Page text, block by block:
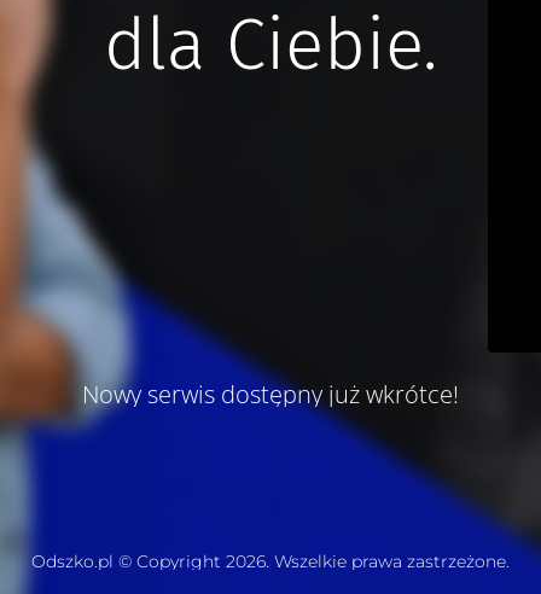
dla Ciebie.
Nowy serwis dostępny już wkrótce!
Odszko.pl © Copyright 2026. Wszelkie prawa zastrzeżone.